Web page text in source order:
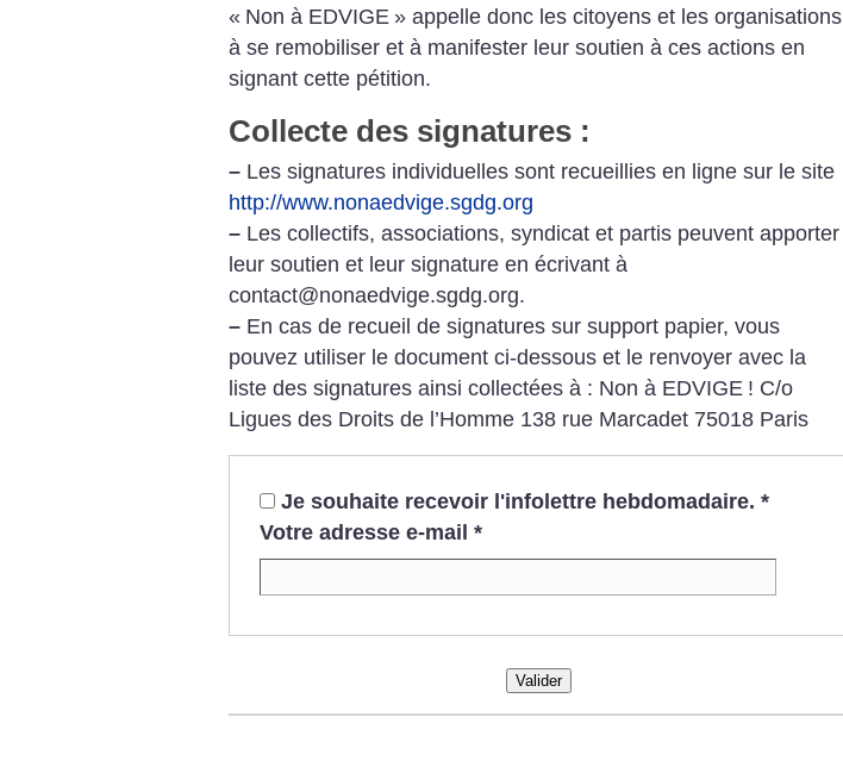
« Non à EDVIGE » appelle donc les citoyens et les organisations
à se remobiliser et à manifester leur soutien à ces actions en
signant cette pétition.
Collecte des signatures :
– Les signatures individuelles sont recueillies en ligne sur le site
http://www.nonaedvige.sgdg.org
– Les collectifs, associations, syndicat et partis peuvent apporter
leur soutien et leur signature en écrivant à
contact@nonaedvige.sgdg.org.
– En cas de recueil de signatures sur support papier, vous
pouvez utiliser le document ci-dessous et le renvoyer avec la
liste des signatures ainsi collectées à : Non à EDVIGE ! C/o
Ligues des Droits de l’Homme 138 rue Marcadet 75018 Paris
Je souhaite recevoir l'infolettre hebdomadaire. *
Votre adresse e-mail *
Valider